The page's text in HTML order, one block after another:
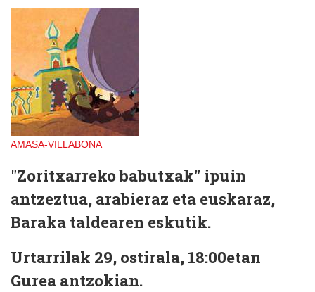
AMASA-VILLABONA
"Zoritxarreko babutxak" ipuin
antzeztua, arabieraz eta euskaraz,
Baraka taldearen eskutik.
Urtarrilak 29, ostirala, 18:00etan
Gurea antzokian.